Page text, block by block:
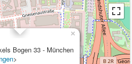
Bogen 33 - München
>
×